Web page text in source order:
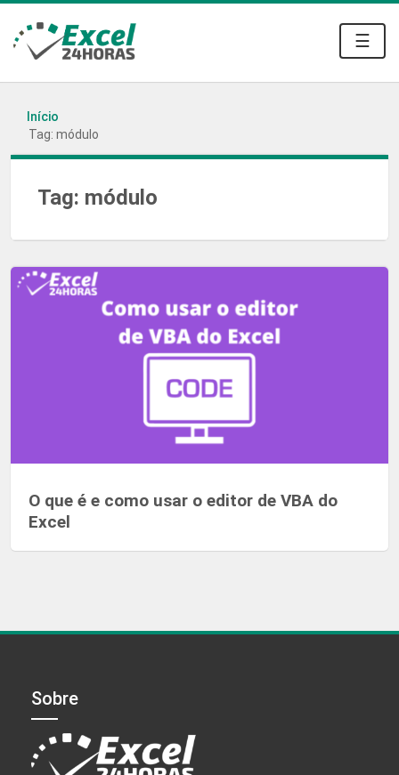
☰
Início
Tag: módulo
Tag: módulo
O que é e como usar o editor de VBA do
Excel
Sobre